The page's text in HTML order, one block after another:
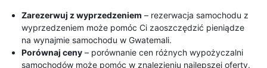
Zarezerwuj z wyprzedzeniem – rezerwacja samochodu z
wyprzedzeniem może pomóc Ci zaoszczędzić pieniądze
na wynajmie samochodu w Gwatemali.
Porównaj ceny – porównanie cen różnych wypożyczalni
samochodów może pomóc w znalezieniu najlepszej oferty.